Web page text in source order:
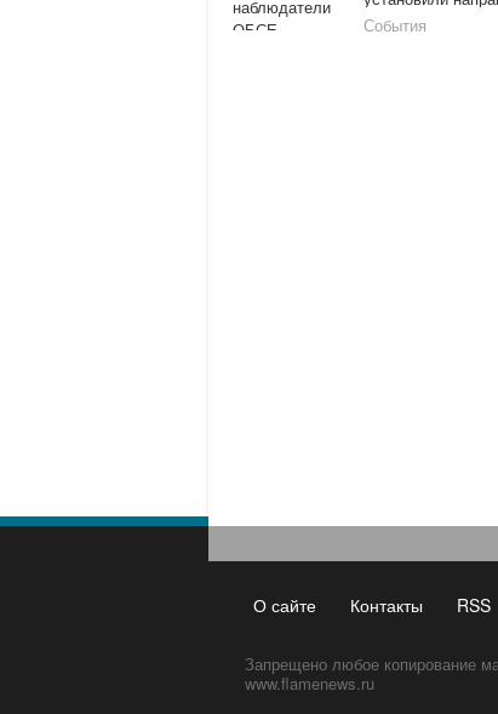
обстрела
Волновахой
События
О сайте Контакты RSS
Запрещено любое копирование
www.flamenews.ru